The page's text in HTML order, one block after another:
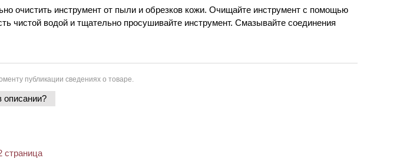
очистить инструмент от пыли и обрезков кожи. Очищайте инструмент с помощью
водой и тщательно просушивайте инструмент. Смазывайте соединения
публикации сведениях о товаре.